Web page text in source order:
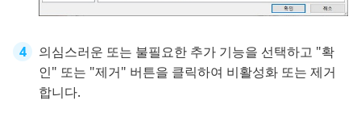
의심스러운 또는 불필요한 추가 기능을 선택하고 "확
인" 또는 "제거" 버튼을 클릭하여 비활성화 또는 제거
합니다.